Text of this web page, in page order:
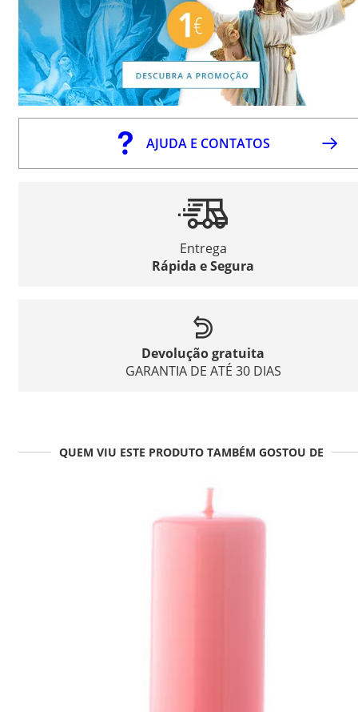
AJUDA E CONTATOS
Entrega
Rápida e Segura
Devolução gratuita
GARANTIA DE ATÉ 30 DIAS
QUEM VIU ESTE PRODUTO TAMBÉM GOSTOU DE